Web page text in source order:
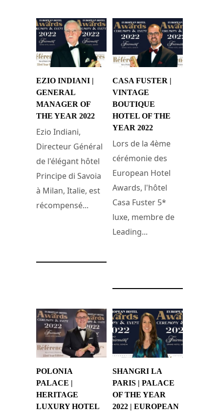
EZIO INDIANI |
GENERAL
MANAGER OF
THE YEAR 2022
Ezio Indiani,
Directeur Général
de l'élégant hôtel
Principe di Savoia
à Milan, Italie, est
récompensé...
CASA FUSTER |
VINTAGE
BOUTIQUE
HOTEL OF THE
YEAR 2022
Lors de la 4ème
cérémonie des
European Hotel
Awards, l'hôtel
Casa Fuster 5*
luxe, membre de
Leading...
POLONIA
PALACE |
HERITAGE
LUXURY HOTEL
SHANGRI LA
PARIS | PALACE
OF THE YEAR
2022 | EUROPEAN